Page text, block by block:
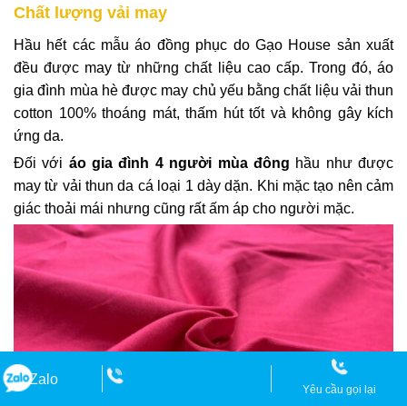
Chất lượng vải may
Hầu hết các mẫu áo đồng phục do Gạo House sản xuất
đều được may từ những chất liệu cao cấp. Trong đó, áo
gia đình mùa hè được may chủ yếu bằng chất liệu vải thun
cotton 100% thoáng mát, thấm hút tốt và không gây kích
ứng da.
Đối với áo gia đình 4 người mùa đông hầu như được
may từ vải thun da cá loại 1 dày dặn. Khi mặc tạo nên cảm
giác thoải mái nhưng cũng rất ấm áp cho người mặc.
Zalo
Yêu cầu gọi lại